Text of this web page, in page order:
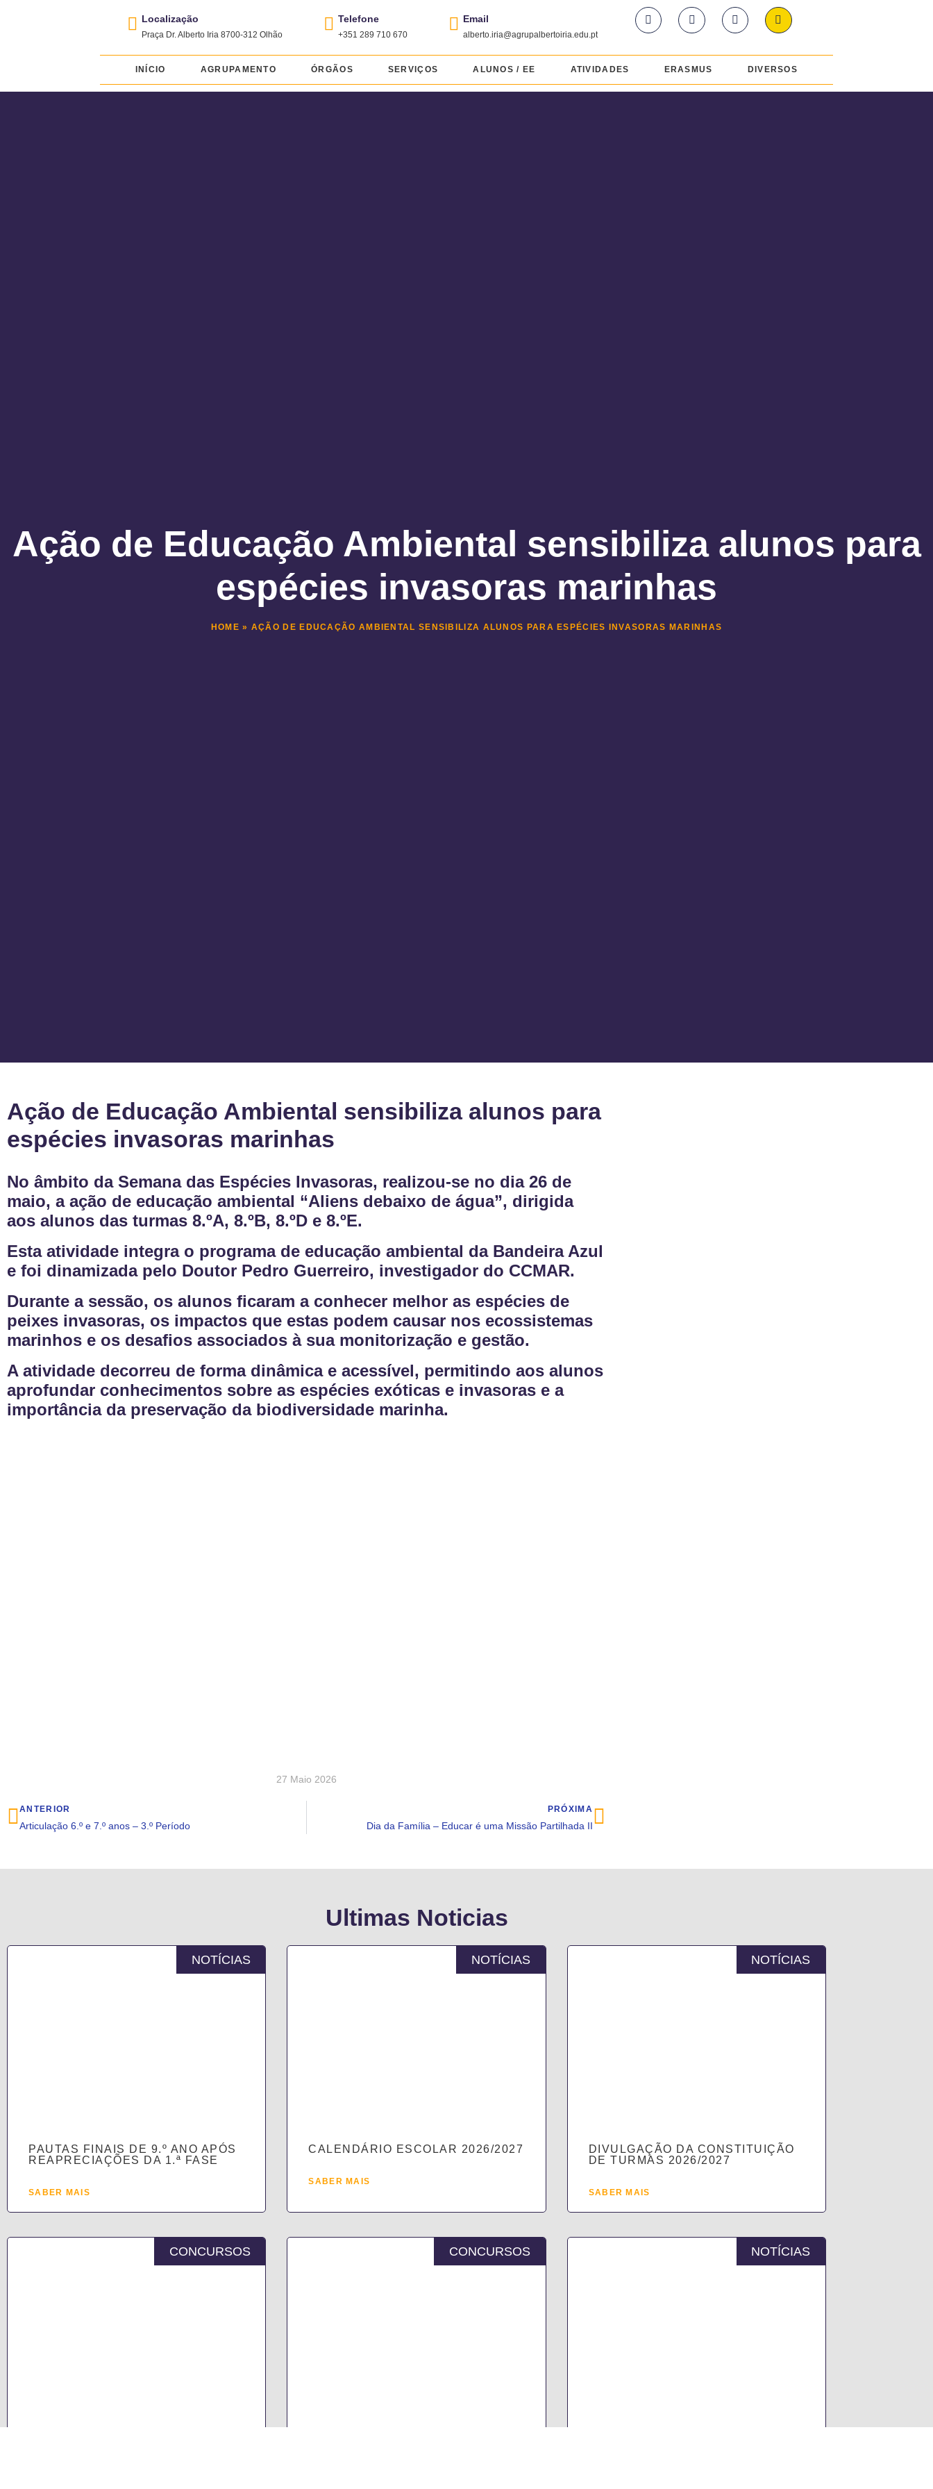
Localização
Praça Dr. Alberto Iria 8700-312 Olhão
Telefone
+351 289 710 670
Email
alberto.iria@agrupalbertoiria.edu.pt
INÍCIO AGRUPAMENTO ÓRGÃOS SERVIÇOS ALUNOS / EE ATIVIDADES ERASMUS DIVERSOS
Ação de Educação Ambiental sensibiliza alunos para
espécies invasoras marinhas
HOME » AÇÃO DE EDUCAÇÃO AMBIENTAL SENSIBILIZA ALUNOS PARA ESPÉCIES INVASORAS MARINHAS
Ação de Educação Ambiental sensibiliza alunos para
espécies invasoras marinhas
No âmbito da Semana das Espécies Invasoras, realizou-se no dia 26 de
maio, a ação de educação ambiental “Aliens debaixo de água”, dirigida
aos alunos das turmas 8.ºA, 8.ºB, 8.ºD e 8.ºE.
Esta atividade integra o programa de educação ambiental da Bandeira Azul
e foi dinamizada pelo Doutor Pedro Guerreiro, investigador do CCMAR.
Durante a sessão, os alunos ficaram a conhecer melhor as espécies de
peixes invasoras, os impactos que estas podem causar nos ecossistemas
marinhos e os desafios associados à sua monitorização e gestão.
A atividade decorreu de forma dinâmica e acessível, permitindo aos alunos
aprofundar conhecimentos sobre as espécies exóticas e invasoras e a
importância da preservação da biodiversidade marinha.
27 Maio 2026
ANTERIOR
Articulação 6.º e 7.º anos – 3.º Período
PRÓXIMA
Dia da Família – Educar é uma Missão Partilhada II
Ultimas Noticias
NOTÍCIAS
PAUTAS FINAIS DE 9.º ANO APÓS
REAPRECIAÇÕES DA 1.ª FASE
SABER MAIS
NOTÍCIAS
CALENDÁRIO ESCOLAR 2026/2027
SABER MAIS
NOTÍCIAS
DIVULGAÇÃO DA CONSTITUIÇÃO
DE TURMAS 2026/2027
SABER MAIS
CONCURSOS CONCURSOS NOTÍCIAS